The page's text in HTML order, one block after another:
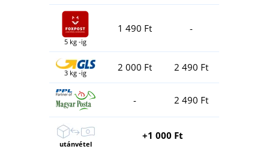
5 kg -ig
1 490 Ft -
3 kg -ig 2 000 Ft 2 490 Ft
- 2 490 Ft
utánvétel
+1 000 Ft